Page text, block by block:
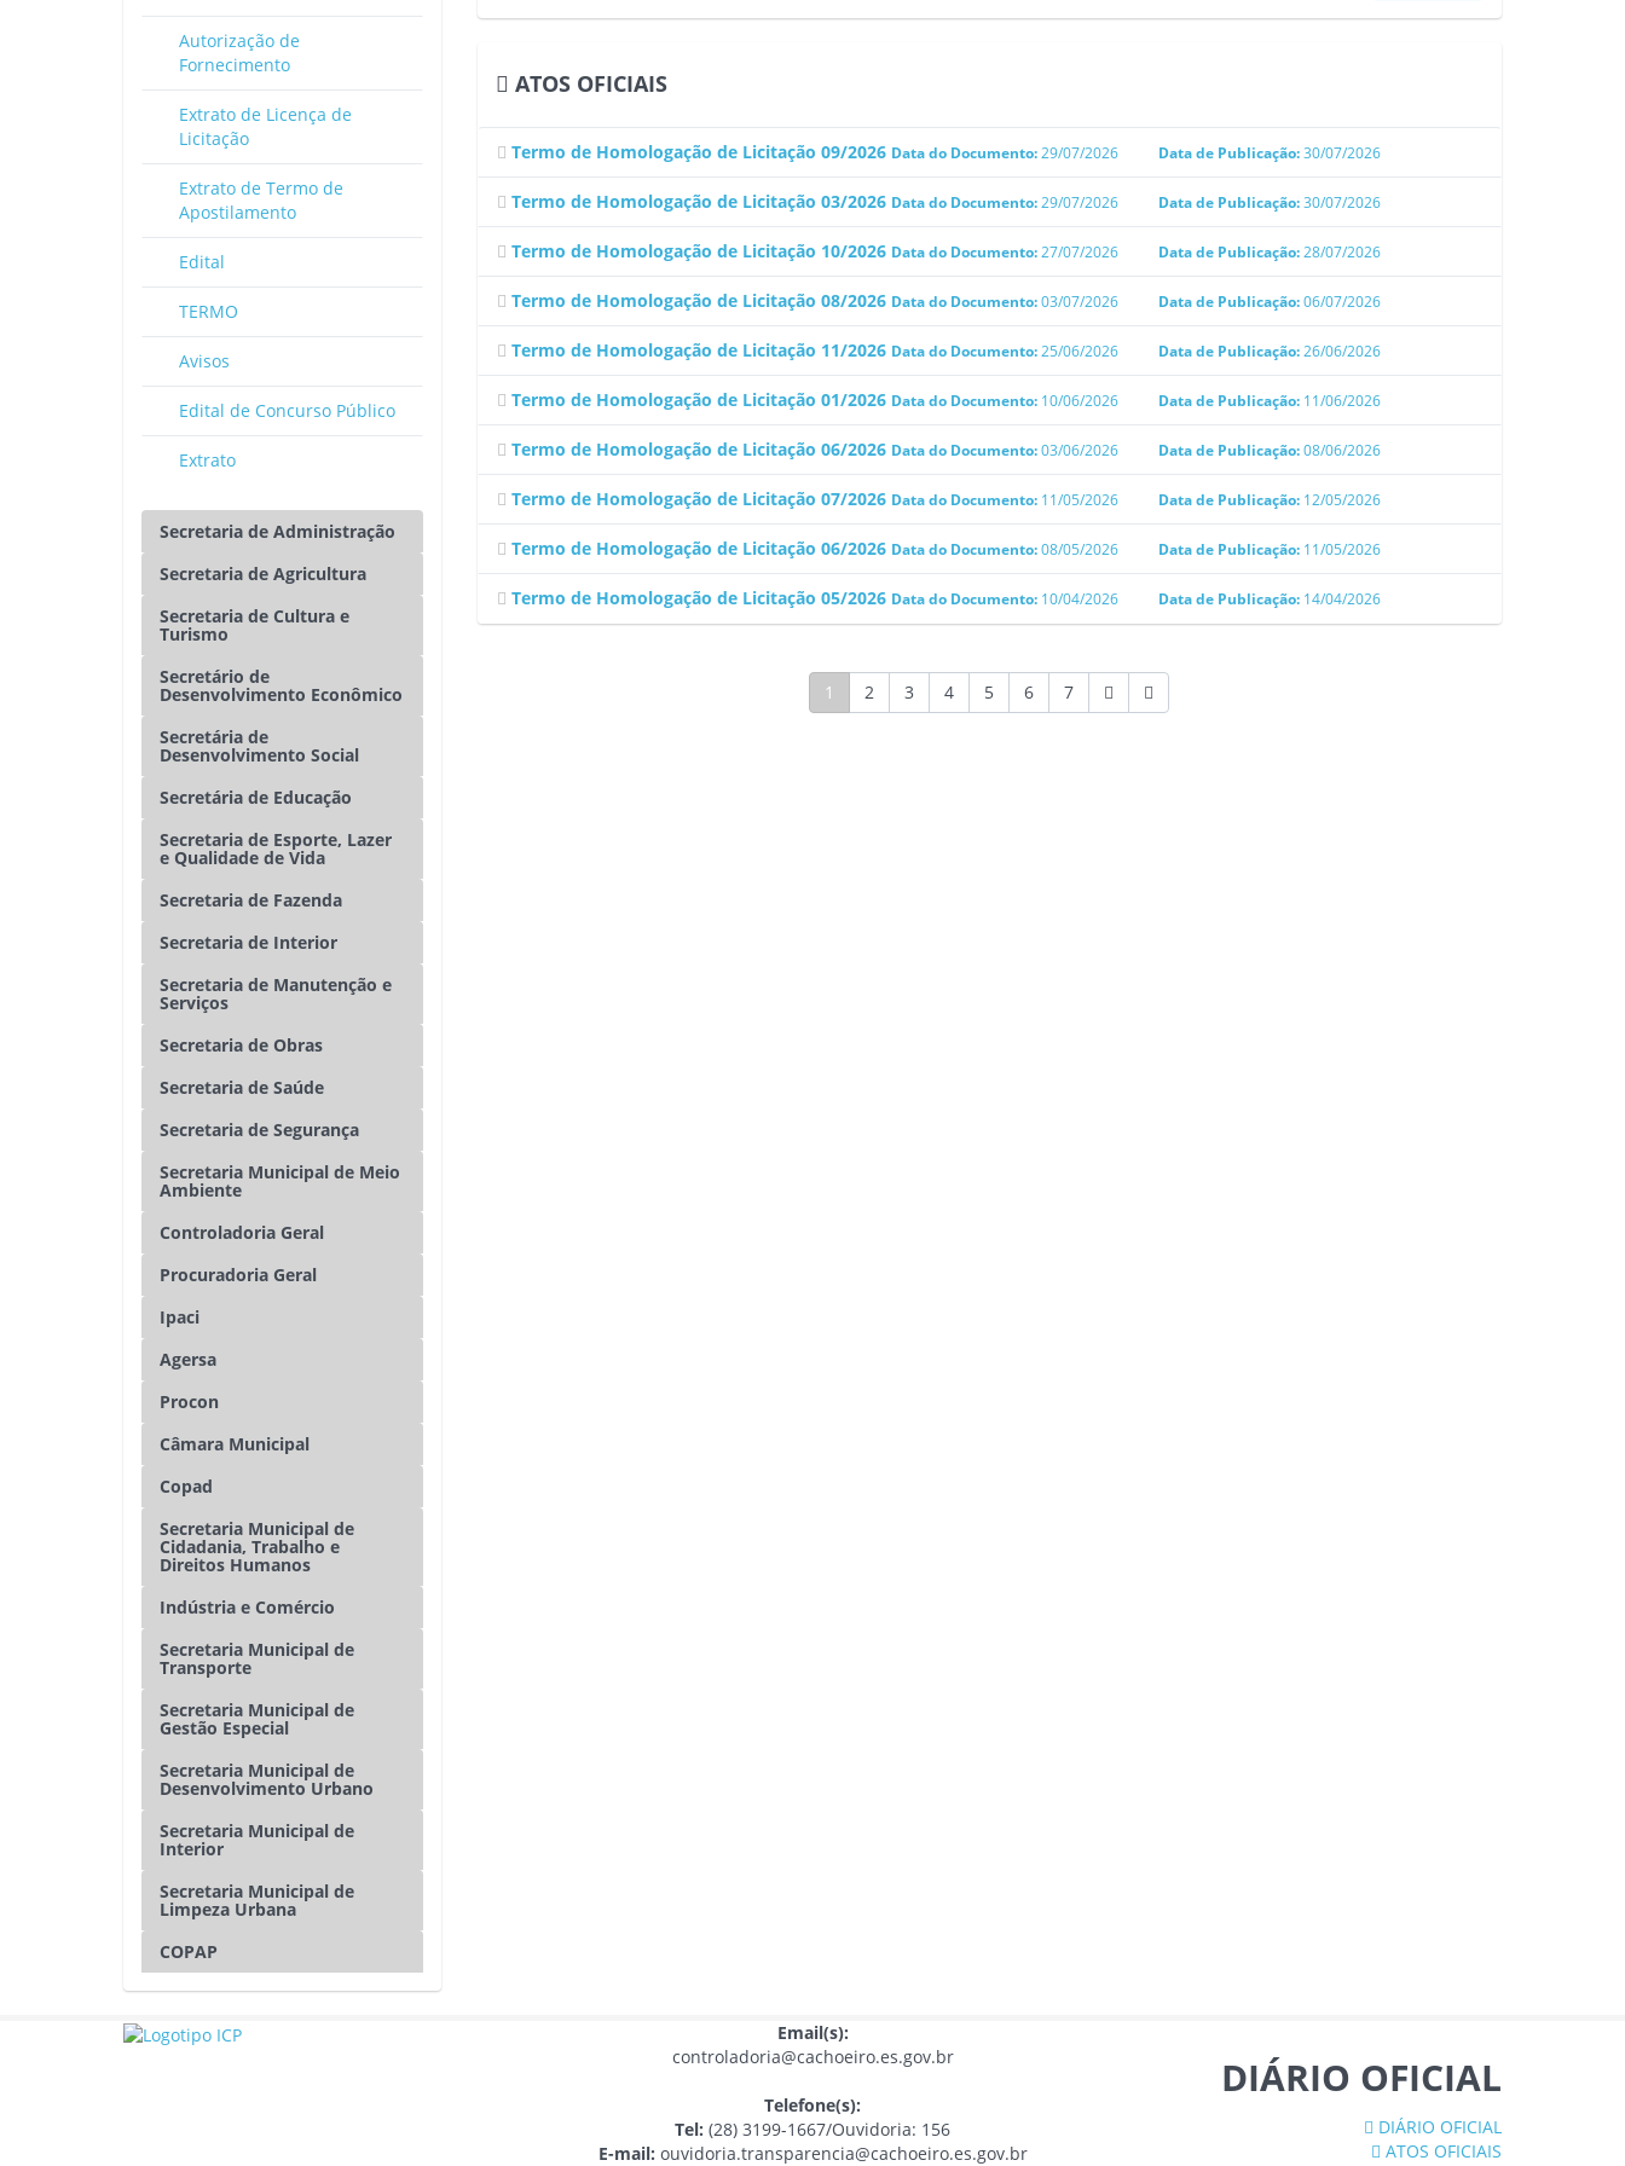
Autorização de
Fornecimento
Extrato de Licença de
Licitação
Extrato de Termo de
Apostilamento
Edital
TERMO
Avisos
Edital de Concurso Público
Extrato
Secretaria de Administração
Secretaria de Agricultura
Secretaria de Cultura e
Turismo
Secretário de
Desenvolvimento Econômico
Secretária de
Desenvolvimento Social
Secretária de Educação
Secretaria de Esporte, Lazer
e Qualidade de Vida
Secretaria de Fazenda
Secretaria de Interior
Secretaria de Manutenção e
Serviços
Secretaria de Obras
Secretaria de Saúde
Secretaria de Segurança
Secretaria Municipal de Meio
Ambiente
Controladoria Geral
Procuradoria Geral
Ipaci
Agersa
Procon
Câmara Municipal
Copad
Secretaria Municipal de
Cidadania, Trabalho e
Direitos Humanos
Indústria e Comércio
Secretaria Municipal de
Transporte
Secretaria Municipal de
Gestão Especial
Secretaria Municipal de
Desenvolvimento Urbano
Secretaria Municipal de
Interior
Secretaria Municipal de
Limpeza Urbana
COPAP
ATOS OFICIAIS
Termo de Homologação de Licitação 09/2026 Data do Documento:29/07/2026 Data de Publicação:30/07/2026
Termo de Homologação de Licitação 03/2026 Data do Documento:29/07/2026 Data de Publicação:30/07/2026
Termo de Homologação de Licitação 10/2026 Data do Documento:27/07/2026 Data de Publicação:28/07/2026
Termo de Homologação de Licitação 08/2026 Data do Documento:03/07/2026 Data de Publicação:06/07/2026
Termo de Homologação de Licitação 11/2026 Data do Documento:25/06/2026 Data de Publicação:26/06/2026
Termo de Homologação de Licitação 01/2026 Data do Documento: 10/06/2026 Data de Publicação: 11/06/2026
Termo de Homologação de Licitação 06/2026 Data do Documento:03/06/2026 Data de Publicação:08/06/2026
Termo de Homologação de Licitação 07/2026 Data do Documento: 11/05/2026 Data de Publicação: 12/05/2026
Termo de Homologação de Licitação 06/2026 Data do Documento:08/05/2026 Data de Publicação: 11/05/2026
Termo de Homologação de Licitação 05/2026 Data do Documento: 10/04/2026 Data de Publicação: 14/04/2026
1 2 3 4 5 6 7
Email(s):
controladoria@cachoeiro.es.gov.br
Telefone(s):
Tel: (28) 3199-1667/Ouvidoria: 156
E-mail: ouvidoria.transparencia@cachoeiro.es.gov.br
DIÁRIO OFICIAL
DIÁRIO OFICIAL
ATOS OFICIAIS